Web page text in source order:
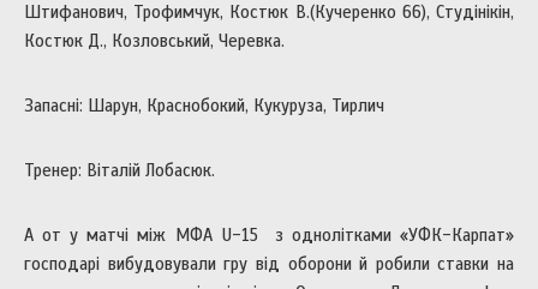
Штифанович, Трофимчук, Костюк В.(Кучеренко 66), Студінікін,
Костюк Д., Козловський, Черевка.
Запасні: Шарун, Краснобокий, Кукуруза, Тирлич
Тренер: Віталій Лобасюк.
А от у матчі між МФА U-15 з однолітками «УФК-Карпат»
господарі вибудовували гру від оборони й робили ставки на